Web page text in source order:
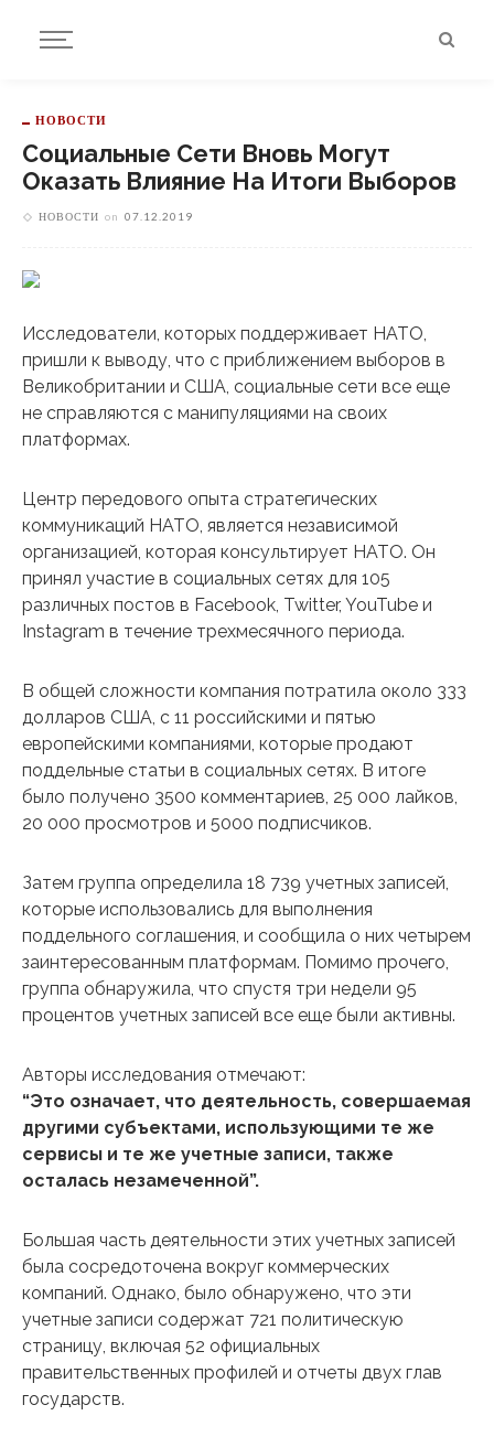
НОВОСТИ
Социальные Сети Вновь Могут
Оказать Влияние На Итоги Выборов
НОВОСТИ on 07.12.2019
Исследователи, которых поддерживает НАТО,
пришли к выводу, что с приближением выборов в
Великобритании и США, социальные сети все еще
не справляются с манипуляциями на своих
платформах.
Центр передового опыта стратегических
коммуникаций НАТО, является независимой
организацией, которая консультирует НАТО. Он
принял участие в социальных сетях для 105
различных постов в Facebook, Twitter, YouTube и
Instagram в течение трехмесячного периода.
В общей сложности компания потратила около 333
долларов США, с 11 российскими и пятью
европейскими компаниями, которые продают
поддельные статьи в социальных сетях. В итоге
было получено 3500 комментариев, 25 000 лайков,
20 000 просмотров и 5000 подписчиков.
Затем группа определила 18 739 учетных записей,
которые использовались для выполнения
поддельного соглашения, и сообщила о них четырем
заинтересованным платформам. Помимо прочего,
группа обнаружила, что спустя три недели 95
процентов учетных записей все еще были активны.
Авторы исследования отмечают:
“Это означает, что деятельность, совершаемая
другими субъектами, использующими те же
сервисы и те же учетные записи, также
осталась незамеченной”.
Большая часть деятельности этих учетных записей
была сосредоточена вокруг коммерческих
компаний. Однако, было обнаружено, что эти
учетные записи содержат 721 политическую
страницу, включая 52 официальных
правительственных профилей и отчеты двух глав
государств.